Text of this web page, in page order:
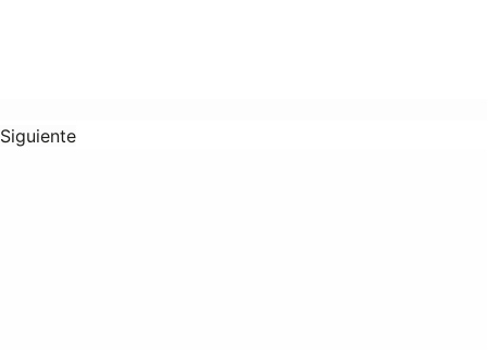
Siguiente